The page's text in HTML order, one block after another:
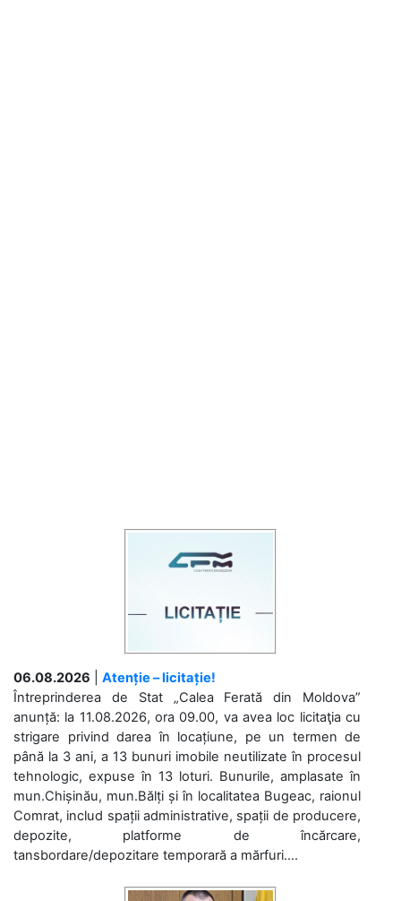
06.08.2026
Atenție – licitație!
Întreprinderea de Stat „Calea Ferată din Moldova”
anunță: la 11.08.2026, ora 09.00, va avea loc licitaţia cu
strigare privind darea în locațiune, pe un termen de
până la 3 ani, a 13 bunuri imobile neutilizate în procesul
tehnologic, expuse în 13 loturi. Bunurile, amplasate în
mun.Chișinău, mun.Bălți și în localitatea Bugeac, raionul
Comrat, includ spații administrative, spații de producere,
depozite, platforme de încărcare,
tansbordare/depozitare temporară a mărfuri....